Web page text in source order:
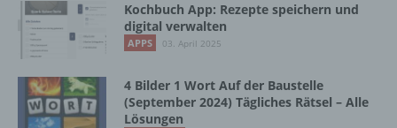
Kochbuch App: Rezepte speichern und
digital verwalten
APPS 03. April 2025
4 Bilder 1 Wort Auf der Baustelle
(September 2024) Tägliches Rätsel – Alle
Lösungen
Pseudonymisierung ist die Verarbeitung
personenbezogener Daten in einer Weise,